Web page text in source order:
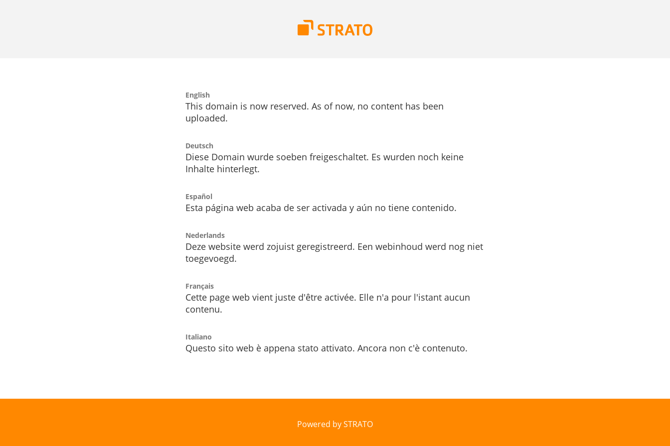
English
This domain is now reserved. As of now, no content has been
uploaded.
Deutsch
Diese Domain wurde soeben freigeschaltet. Es wurden noch keine
Inhalte hinterlegt.
Español
Esta página web acaba de ser activada y aún no tiene contenido.
Nederlands
Deze website werd zojuist geregistreerd. Een webinhoud werd nog niet
toegevoegd.
Français
Cette page web vient juste d'être activée. Elle n'a pour l'istant aucun
contenu.
Italiano
Questo sito web è appena stato attivato. Ancora non c'è contenuto.
Powered by STRATO